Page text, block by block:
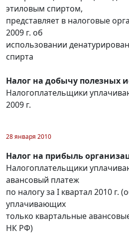
этиловым спиртом,
представляет в налоговые
2009 г. об
использовании
спирта
Налог на добычу полезных
Налогоплательщики
2009 г.
28 января 2010
Налог на прибыль
Налогоплательщики
авансовый платеж
по налогу за I квартал 2010 г.
уплачивающих
только квартальные
НК РФ)